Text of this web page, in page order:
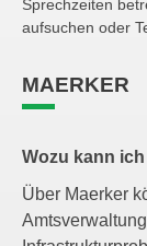
Sprechzeiten
aufsuchen oder
MAERKER
Wozu kann
Über Maerker